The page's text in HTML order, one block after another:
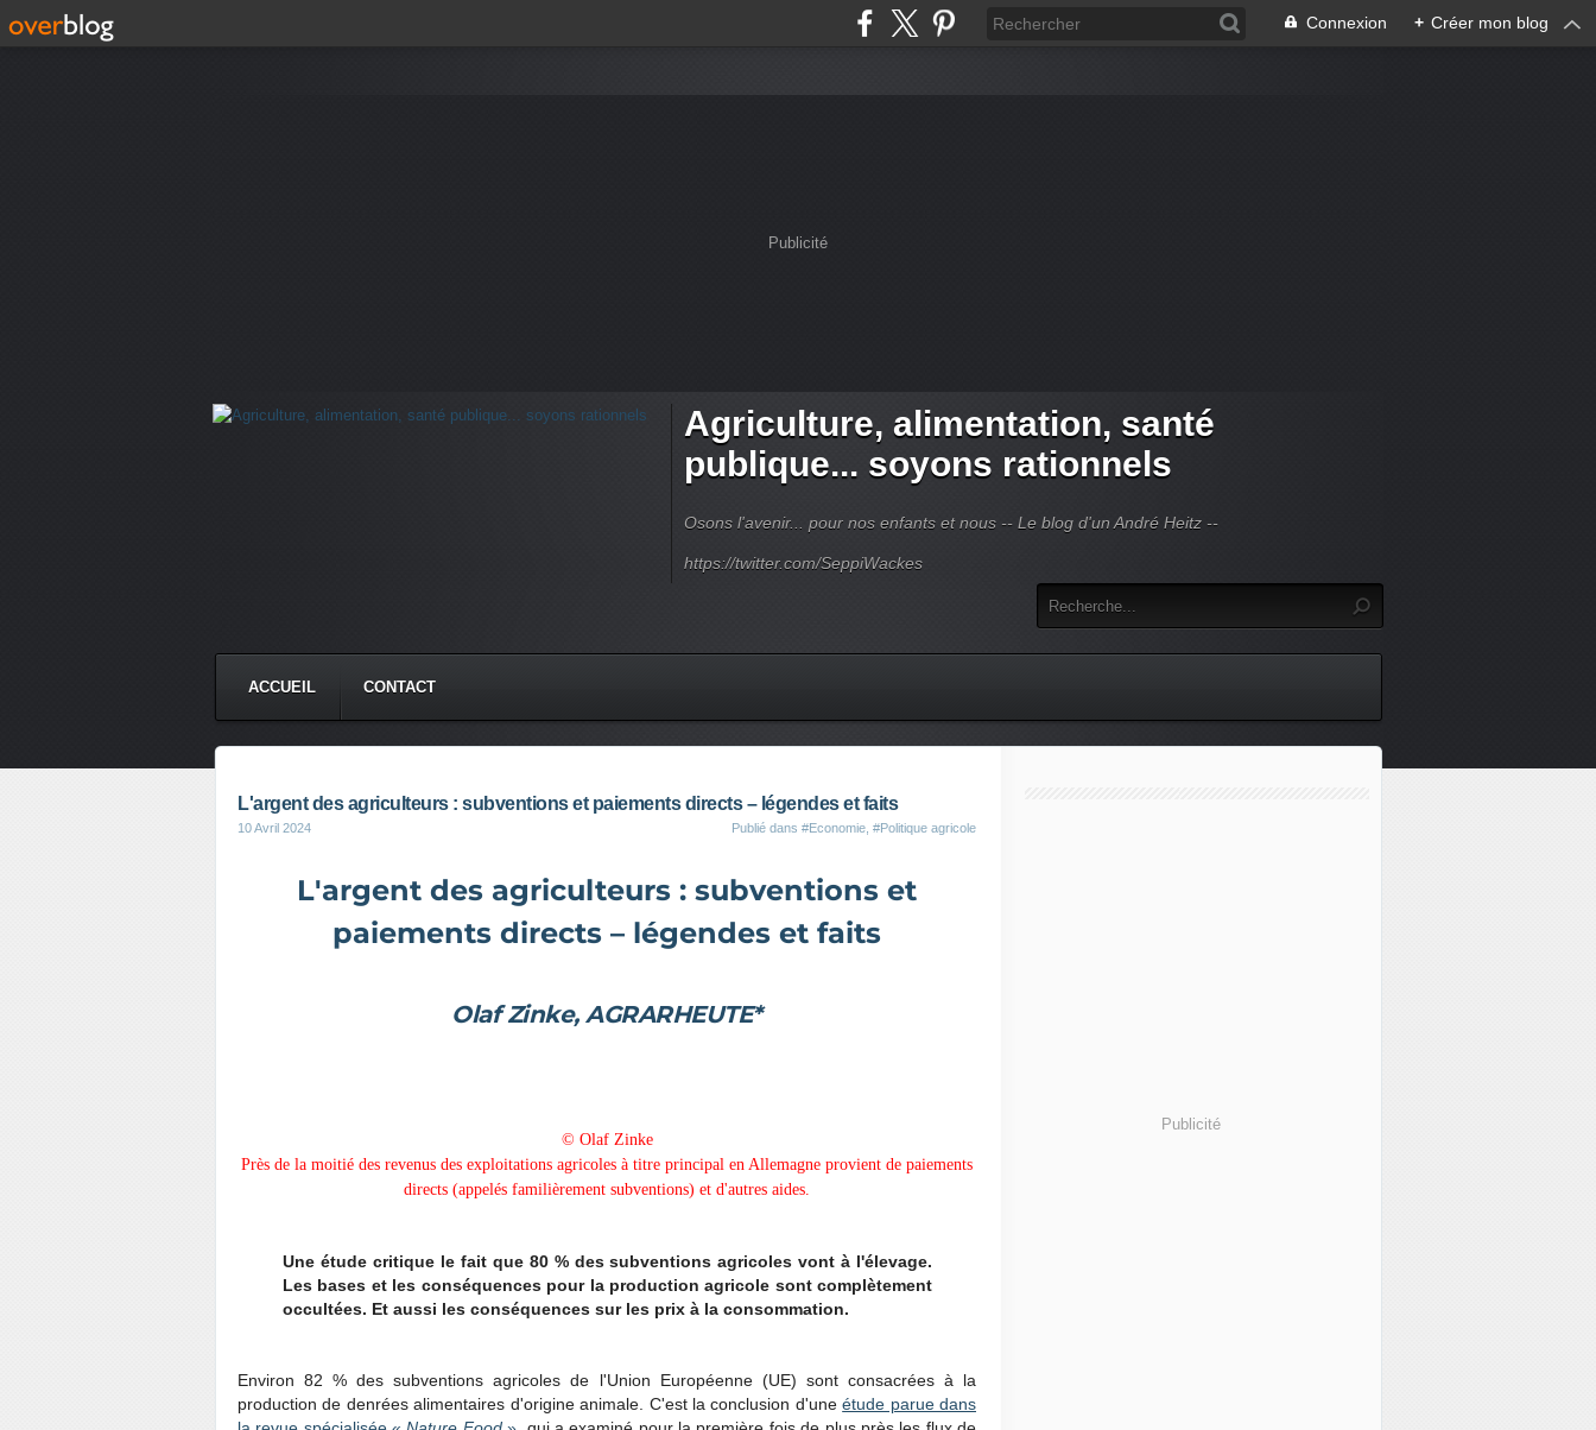
Connexion + Créer mon blog
Publicité
Agriculture, alimentation, santé
publique... soyons rationnels
Osons l'avenir... pour nos enfants et nous -- Le blog d'un André Heitz --
https://twitter.com/SeppiWackes
ACCUEIL CONTACT
L'argent des agriculteurs : subventions et paiements directs – légendes et faits
10 Avril 2024 Publié dans #Economie #Politique agricole
L'argent des agriculteurs : subventions et
paiements directs – légendes et faits
Olaf Zinke, AGRARHEUTE*
© Olaf Zinke
Près de la moitié des revenus des exploitations agricoles à titre principal en Allemagne provient de paiements
directs (appelés familièrement subventions) et d'autres aides.
Une étude critique le fait que 80 % des subventions agricoles vont à l'élevage.
Les bases et les conséquences pour la production agricole sont complètement
occultées. Et aussi les conséquences sur les prix à la consommation.
Environ 82 % des subventions agricoles de l'Union Européenne (UE) sont consacrées à la
production de denrées alimentaires d'origine animale. C'est la conclusion d'uneétude parue dans
Publicité